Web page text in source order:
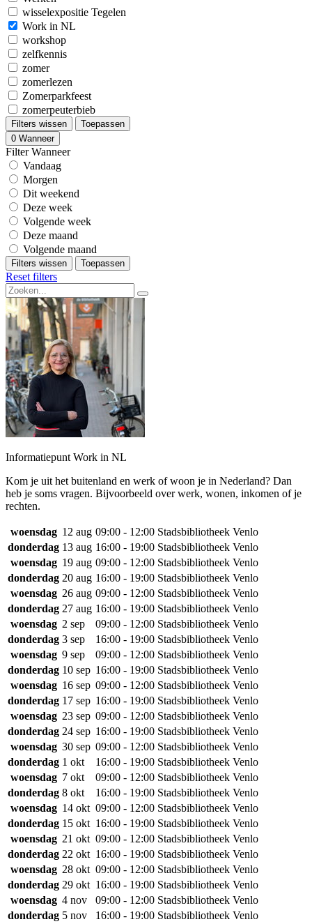
wisselexpositie Tegelen
Work in NL
workshop
zelfkennis
zomer
zomerlezen
Zomerparkfeest
zomerpeuterbieb
Filters wissen
Toepassen
0 Wanneer
Filter Wanneer
Vandaag
Morgen
Dit weekend
Deze week
Volgende week
Deze maand
Volgende maand
Filters wissen Toepassen
Reset filters
Informatiepunt Work in NL
Kom je uit het buitenland en werk of woon je in Nederland? Dan
heb je soms vragen. Bijvoorbeeld over werk, wonen, inkomen of je
rechten.
woensdag 12 aug 09:00 - 12:00 Stadsbibliotheek Venlo
donderdag 13 aug 16:00 - 19:00 Stadsbibliotheek Venlo
woensdag 19 aug 09:00 - 12:00 Stadsbibliotheek Venlo
donderdag 20 aug 16:00 - 19:00 Stadsbibliotheek Venlo
woensdag 26 aug 09:00 - 12:00 Stadsbibliotheek Venlo
donderdag 27 aug 16:00 - 19:00 Stadsbibliotheek Venlo
woensdag 2 sep 09:00 - 12:00 Stadsbibliotheek Venlo
donderdag 3 sep 16:00 - 19:00 Stadsbibliotheek Venlo
woensdag 9 sep 09:00 - 12:00 Stadsbibliotheek Venlo
donderdag 10 sep 16:00 - 19:00 Stadsbibliotheek Venlo
woensdag 16 sep 09:00 - 12:00 Stadsbibliotheek Venlo
donderdag 17 sep 16:00 - 19:00 Stadsbibliotheek Venlo
woensdag 23 sep 09:00 - 12:00 Stadsbibliotheek Venlo
donderdag 24 sep 16:00 - 19:00 Stadsbibliotheek Venlo
woensdag 30 sep 09:00 - 12:00 Stadsbibliotheek Venlo
donderdag 1 okt 16:00 - 19:00 Stadsbibliotheek Venlo
woensdag 7 okt 09:00 - 12:00 Stadsbibliotheek Venlo
donderdag 8 okt 16:00 - 19:00 Stadsbibliotheek Venlo
woensdag 14 okt 09:00 - 12:00 Stadsbibliotheek Venlo
donderdag 15 okt 16:00 - 19:00 Stadsbibliotheek Venlo
woensdag 21 okt 09:00 - 12:00 Stadsbibliotheek Venlo
donderdag 22 okt 16:00 - 19:00 Stadsbibliotheek Venlo
woensdag 28 okt 09:00 - 12:00 Stadsbibliotheek Venlo
donderdag 29 okt 16:00 - 19:00 Stadsbibliotheek Venlo
woensdag 4 nov 09:00 - 12:00 Stadsbibliotheek Venlo
donderdag 5 nov 16:00 - 19:00 Stadsbibliotheek Venlo